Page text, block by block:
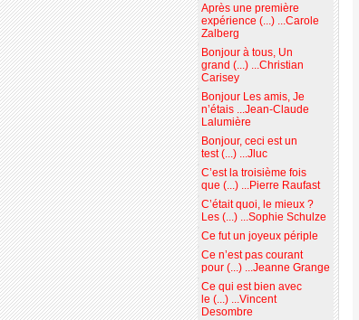
Après une première
expérience (...) ...Carole
Zalberg
Bonjour à tous, Un
grand (...) ...Christian
Carisey
Bonjour Les amis, Je
n’étais ...Jean-Claude
Lalumière
Bonjour, ceci est un
test (...) ...Jluc
C’est la troisième fois
que (...) ...Pierre Raufast
C’était quoi, le mieux ?
Les (...) ...Sophie Schulze
Ce fut un joyeux périple
Ce n’est pas courant
pour (...) ...Jeanne Grange
Ce qui est bien avec
le (...) ...Vincent
Desombre